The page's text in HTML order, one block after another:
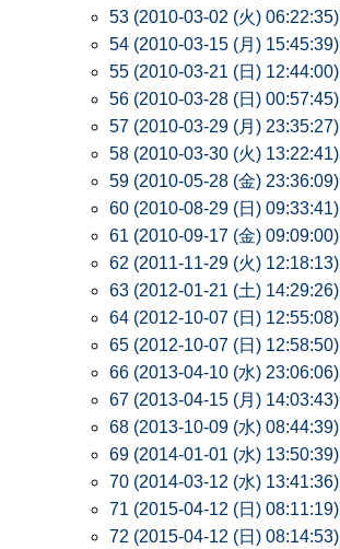
53 (2010-03-02 (火) 06:22:35)
54 (2010-03-15 (月) 15:45:39)
55 (2010-03-21 (日) 12:44:00)
56 (2010-03-28 (日) 00:57:45)
57 (2010-03-29 (月) 23:35:27)
58 (2010-03-30 (火) 13:22:41)
59 (2010-05-28 (金) 23:36:09)
60 (2010-08-29 (日) 09:33:41)
61 (2010-09-17 (金) 09:09:00)
62 (2011-11-29 (火) 12:18:13)
63 (2012-01-21 (土) 14:29:26)
64 (2012-10-07 (日) 12:55:08)
65 (2012-10-07 (日) 12:58:50)
66 (2013-04-10 (水) 23:06:06)
67 (2013-04-15 (月) 14:03:43)
68 (2013-10-09 (水) 08:44:39)
69 (2014-01-01 (水) 13:50:39)
70 (2014-03-12 (水) 13:41:36)
71 (2015-04-12 (日) 08:11:19)
72 (2015-04-12 (日) 08:14:53)